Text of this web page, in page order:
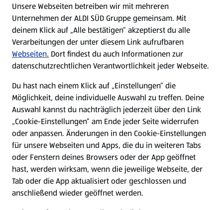
Nachhaltigkeit
Karriere
Presse
Hilfe & Kontakt
(öffnet in einem neuen Tab)
Unternehmen
Folge uns hier:
Unsere Webseiten betreiben wir mit mehreren
Unternehmen der ALDI SÜD Gruppe gemeinsam. Mit
deinem Klick auf „Alle bestätigen“ akzeptierst du alle
Verarbeitungen der unter diesem Link aufrufbaren
Webseiten. Dort findest du auch Informationen zur
datenschutzrechtlichen Verantwortlichkeit jeder Webseite.
Du hast nach einem Klick auf „Einstellungen“ die
Möglichkeit, deine individuelle Auswahl zu treffen. Deine
Auswahl kannst du nachträglich jederzeit über den Link
„Cookie-Einstellungen“ am Ende jeder Seite widerrufen
oder anpassen. Änderungen in den Cookie-Einstellungen
für unsere Webseiten und Apps, die du in weiteren Tabs
oder Fenstern deines Browsers oder der App geöffnet
hast, werden wirksam, wenn die jeweilige Webseite, der
Tab oder die App aktualisiert oder geschlossen und
anschließend wieder geöffnet werden.